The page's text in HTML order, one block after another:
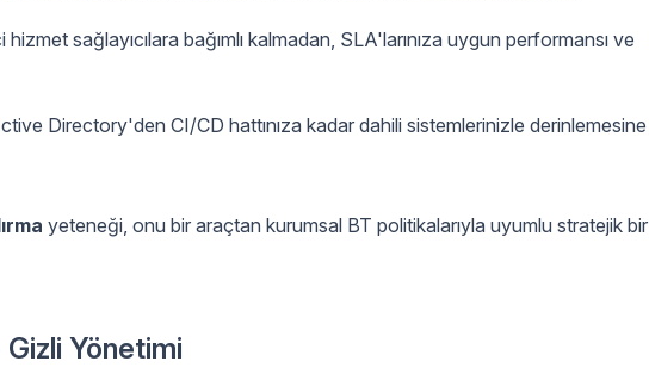
hizmet sağlayıcılara bağımlı kalmadan, SLA'larınıza uygun performansı ve
Directory'den CI/CD hattınıza kadar dahili sistemlerinizle derinlemesine
yeteneği, onu bir araçtan kurumsal BT politikalarıyla uyumlu stratejik bir
Yönetimi